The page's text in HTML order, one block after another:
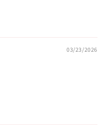
03/23/2026